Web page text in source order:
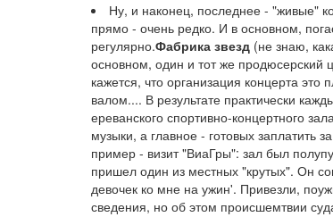
Ну, и наконец, последнее - "живые"
прямо - очень редко. И в основном,
регулярно.Фабрика звезд (не знаю,
основном, один и тот же продюсерский
кажется, что организация концерта
валом.... В результате практически
ереванского спортивно-концертного
музыки, а главное - готовых заплатить
пример - визит "ВиаГры": зал был
пришел один из местных "крутых". Он
девочек ко мне на ужин'. Привезли,
сведения, но об этом происшемтвии